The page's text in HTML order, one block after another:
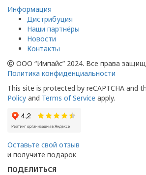
Информация
Дистрибуция
Наши партнёры
Новости
Контакты
ООО “Импайс” 2024. Все права
Политика конфиденциальности
This site is protected by reCAPTCHA and
Policy and Terms of Service apply.
Оставьте свой отзыв
и получите подарок
ПОДЕЛИТЬСЯ